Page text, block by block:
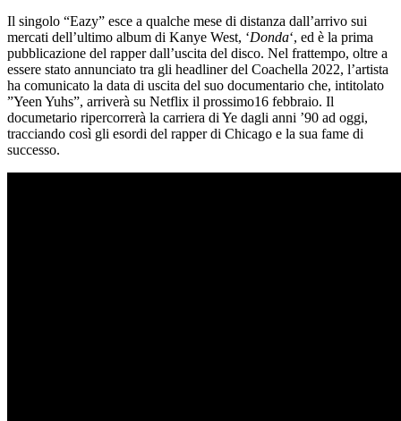
Il singolo “Eazy” esce a qualche mese di distanza dall’arrivo sui
mercati dell’ultimo album di Kanye West, ‘Donda‘, ed è la prima
pubblicazione del rapper dall’uscita del disco. Nel frattempo, oltre a
essere stato annunciato tra gli headliner del Coachella 2022, l’artista
ha comunicato la data di uscita del suo documentario che, intitolato
”Yeen Yuhs”, arriverà su Netflix il prossimo16 febbraio. Il
documetario ripercorrerà la carriera di Ye dagli anni ’90 ad oggi,
tracciando così gli esordi del rapper di Chicago e la sua fame di
successo.